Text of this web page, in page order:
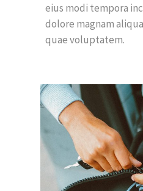
eius modi tempora
dolore magnam
quae voluptatem.